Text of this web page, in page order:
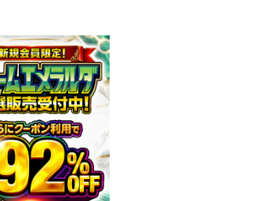
3,780円
3,780円
3,780円
3,780円
3,580円